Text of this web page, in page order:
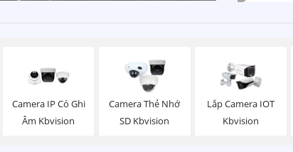
Camera IP Có Ghi
Âm Kbvision
Camera Thẻ Nhớ
SD Kbvision
Lắp Camera IOT
Kbvision